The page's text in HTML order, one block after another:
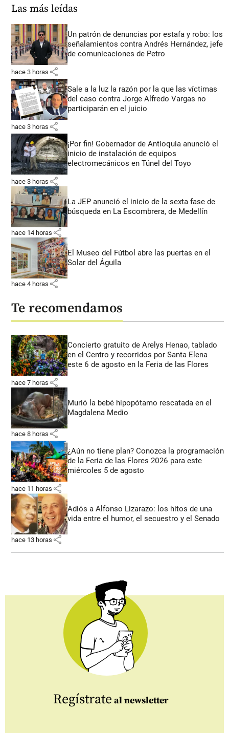
Las más leídas
Un patrón de denuncias por estafa y robo: los
señalamientos contra Andrés Hernández, jefe
de comunicaciones de Petro
hace 3 horas share
Sale a la luz la razón por la que las víctimas
del caso contra Jorge Alfredo Vargas no
participarán en el juicio
hace 3 horas share
¡Por fin! Gobernador de Antioquia anunció el
inicio de instalación de equipos
electromecánicos en Túnel del Toyo
hace 3 horas share
La JEP anunció el inicio de la sexta fase de
búsqueda en La Escombrera, de Medellín
hace 14 horas share
El Museo del Fútbol abre las puertas en el
Solar del Águila
hace 4 horas share
Te recomendamos
Concierto gratuito de Arelys Henao, tablado
en el Centro y recorridos por Santa Elena
este 6 de agosto en la Feria de las Flores
hace 7 horas share
Murió la bebé hipopótamo rescatada en el
Magdalena Medio
hace 8 horas share
¿Aún no tiene plan? Conozca la programación
de la Feria de las Flores 2026 para este
miércoles 5 de agosto
hace 11 horas share
Adiós a Alfonso Lizarazo: los hitos de una
vida entre el humor, el secuestro y el Senado
hace 13 horas share
Regístrate al newsletter